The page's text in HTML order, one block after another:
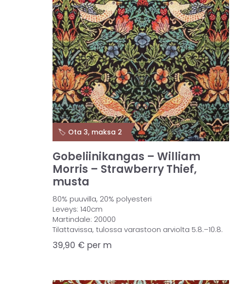
Gobeliinikangas – William
Morris – Strawberry Thief,
musta
80% puuvilla, 20% polyesteri
Leveys: 140cm
Martindale: 20000
Tilattavissa, tulossa varastoon arviolta 5.8.–10.8.
39,90 €per m
🏷️ Ota 3, maksa 2